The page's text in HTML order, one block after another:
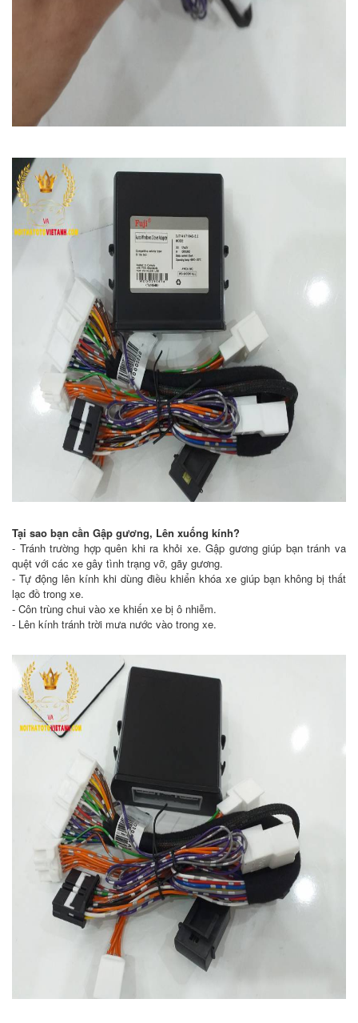
Tại sao bạn cần Gập gương, Lên xuống kính?
- Tránh trường hợp quên khi ra khỏi xe. Gập gương giúp bạn tránh va
quệt với các xe gây tình trạng vỡ, gãy gương.
- Tự động lên kính khi dùng điều khiển khóa xe giúp bạn không bị thất
lạc đồ trong xe.
- Côn trùng chui vào xe khiến xe bị ô nhiễm.
- Lên kính tránh trời mưa nước vào trong xe.